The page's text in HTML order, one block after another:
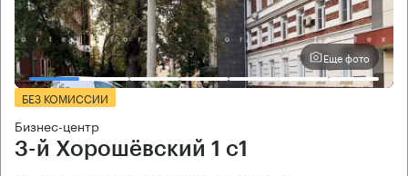
Еще фото
БЕЗ КОМИССИИ
Бизнес-центр
3-й Хорошёвский 1 с1